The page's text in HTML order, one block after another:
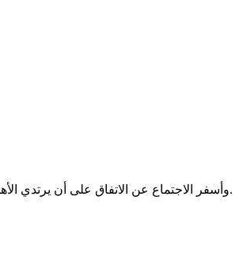
وأسفر الاجتماع عن الاتفاق على أن يرتدي الأهلي زيه التقليدي المكون من القميص الأحمر والشورت الأبيض والجورب الأحمر، فيما يرتدي الفريق الجزائري قميصًا باللون الأبيض والشورت الأسود والجورب الأبيض.